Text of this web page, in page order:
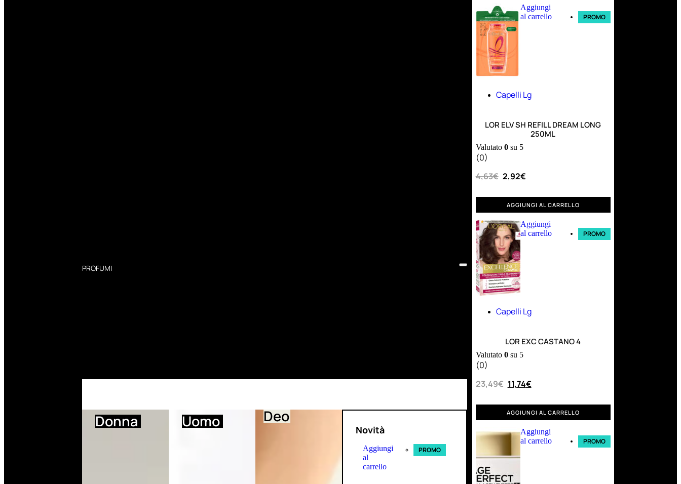
PROFUMI
Donna Uomo Deo
Novità
Aggiungi
al
carrello
PROMO
Aggiungi
al carrello
PROMO
Capelli Lg
LOR ELV SH REFILL DREAM LONG
250ML
Valutato 0su 5
(0)
4,63€ 2,92€
AGGIUNGI AL CARRELLO
Aggiungi
al carrello
PROMO
Capelli Lg
LOR EXC CASTANO 4
Valutato 0su 5
(0)
23,49€ 11,74€
AGGIUNGI AL CARRELLO
Aggiungi
al carrello
PROMO